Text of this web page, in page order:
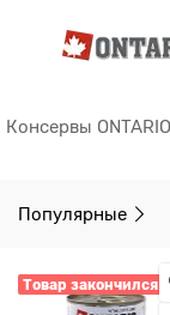
Консервы
Популярные
Товар закончился